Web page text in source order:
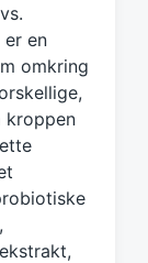
er en
omkring
kroppen